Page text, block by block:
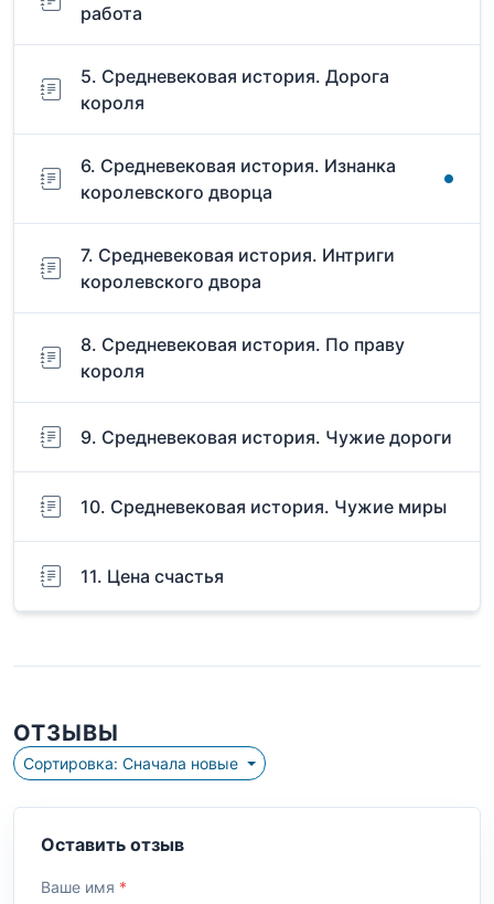
работа
5. Средневековая история. Дорога
короля
6. Средневековая история. Изнанка
королевского дворца
7. Средневековая история. Интриги
королевского двора
8. Средневековая история. По праву
короля
9. Средневековая история. Чужие дороги
10. Средневековая история. Чужие миры
11. Цена счастья
ОТЗЫВЫ
Сортировка: Сначала новые
Оставить отзыв
Ваше имя *